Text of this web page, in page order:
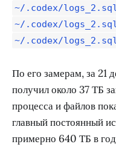
~/.codex/
~/.codex/
~/.codex/
По его замерам, за 21
получил около 37 ТБ
процесса и файлов
главный постоянный
примерно 640 ТБ в